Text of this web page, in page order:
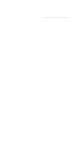
Cutii, curele si
Genti si
Genti si accesorii
Imbracaminte
Imbracaminte si
Incaltaminte